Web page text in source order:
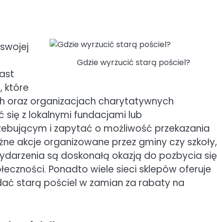
Gdzie wyrzucić starą pościel?
które
oraz organizacjach charytatywnych
z lokalnymi fundacjami lub
i zapytać o możliwość przekazania
akcje organizowane przez gminy czy szkoły,
są doskonałą okazją do pozbycia się
Ponadto wiele sieci sklepów oferuje
starą pościel w zamian za rabaty na